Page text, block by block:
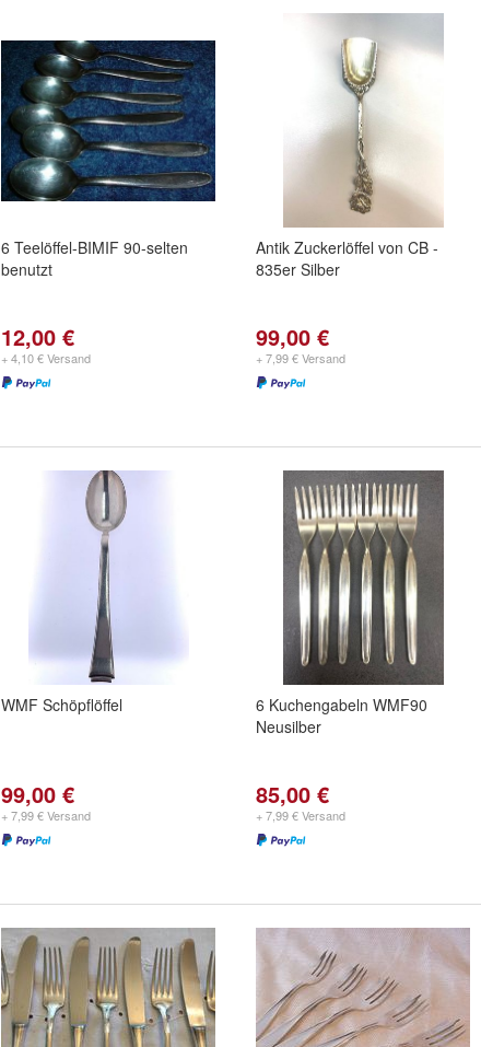
6 Teelöffel-BIMIF 90-selten
benutzt
12,00 €
+ 4,10 € Versand
Antik Zuckerlöffel von CB -
835er Silber
99,00 €
+ 7,99 € Versand
WMF Schöpflöffel
99,00 €
+ 7,99 € Versand
6 Kuchengabeln WMF90
Neusilber
85,00 €
+ 7,99 € Versand